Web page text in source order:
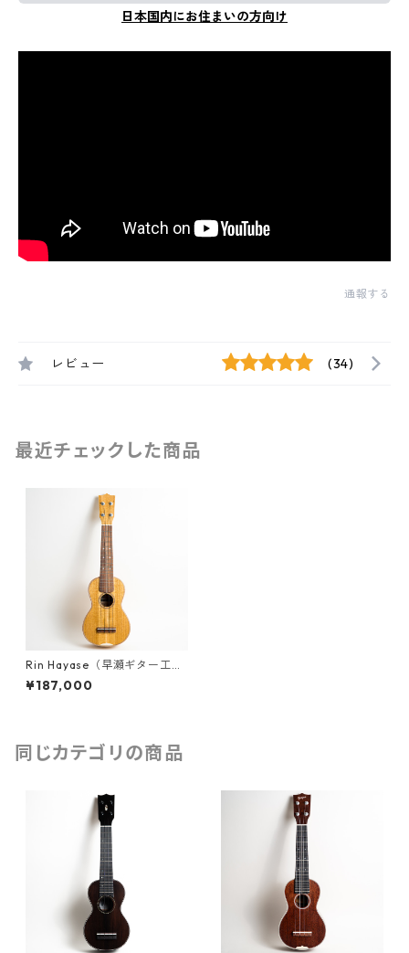
日本国内にお住まいの方向け
通報する
レビュー (34)
最近チェックした商品
Rin Hayase（早瀬ギター工
房）UKS-3Kuwa #24073
¥187,000
同じカテゴリの商品